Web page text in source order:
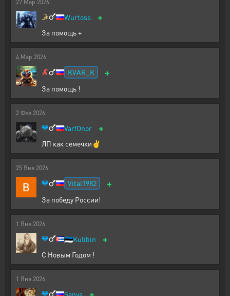
27 Мар 2026
Wurtoss +
За помощь +
4 Мар 2026
KVAR_K +
За помощь !
2 Фев 2026
VarfOnor +
ЛП как семечки✌
25 Янв 2026
Vital1982 +
За победу России!
1 Янв 2026
🇪🇪Kulibin +
С Новым Годом !
1 Янв 2026
Senya